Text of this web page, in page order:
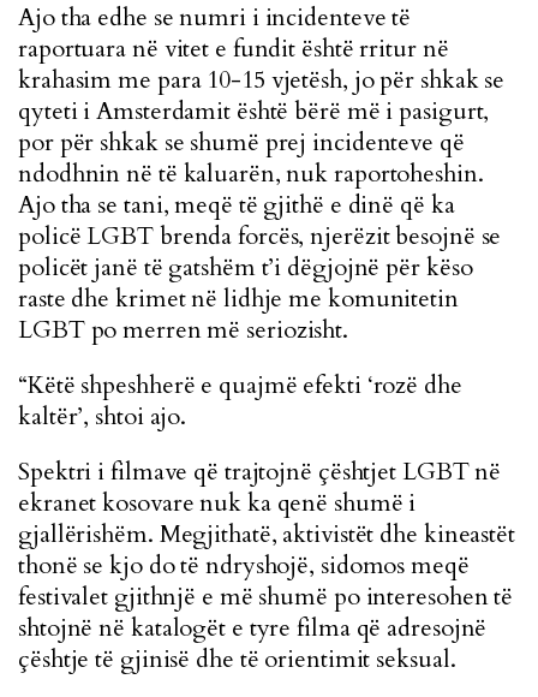
Ajo tha edhe se numri i incidenteve të
raportuara në vitet e fundit është rritur në
krahasim me para 10-15 vjetësh, jo për shkak se
qyteti i Amsterdamit është bërë më i pasigurt,
por për shkak se shumë prej incidenteve që
ndodhnin në të kaluarën, nuk raportoheshin.
Ajo tha se tani, meqë të gjithë e dinë që ka
policë LGBT brenda forcës, njerëzit besojnë se
policët janë të gatshëm t’i dëgjojnë për këso
raste dhe krimet në lidhje me komunitetin
LGBT po merren më seriozisht.
“Këtë shpeshherë e quajmë efekti ‘rozë dhe
kaltër’, shtoi ajo.
Spektri i filmave që trajtojnë çështjet LGBT në
ekranet kosovare nuk ka qenë shumë i
gjallërishëm. Megjithatë, aktivistët dhe kineastët
thonë se kjo do të ndryshojë, sidomos meqë
festivalet gjithnjë e më shumë po interesohen të
shtojnë në katalogët e tyre filma që adresojnë
çështje të gjinisë dhe të orientimit seksual.